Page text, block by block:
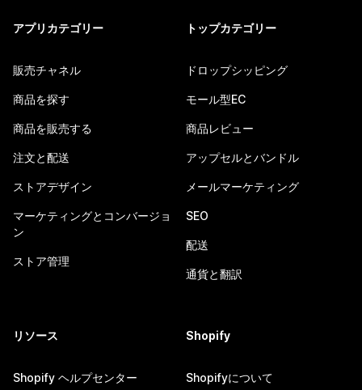
アプリカテゴリー
販売チャネル
商品を探す
商品を販売する
注文と配送
ストアデザイン
マーケティングとコンバージョ
ン
ストア管理
トップカテゴリー
ドロップシッピング
モール型EC
商品レビュー
アップセルとバンドル
メールマーケティング
SEO
配送
通貨と翻訳
リソース
Shopify ヘルプセンター
Shopify
Shopifyについて